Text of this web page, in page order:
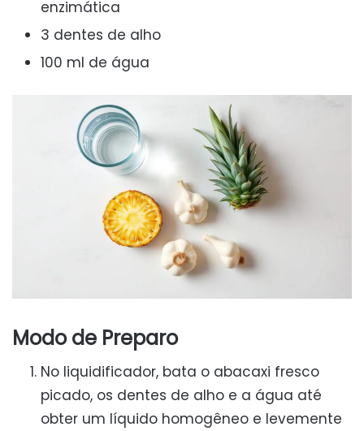
enzimática
3 dentes de alho
100 ml de água
Modo de Preparo
No liquidificador, bata o abacaxi fresco
picado, os dentes de alho e a água até
obter um líquido homogêneo e levemente